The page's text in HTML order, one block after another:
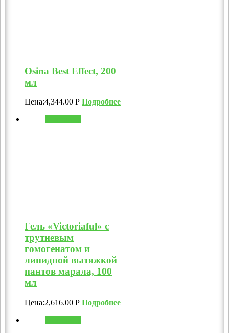
Osina Best Effect, 200
мл
Цена:4,344.00 Р Подробнее
Гель «Victoriaful» с
трутневым
гомогенатом и
липидной вытяжкой
пантов марала, 100
мл
Цена:2,616.00 Р Подробнее